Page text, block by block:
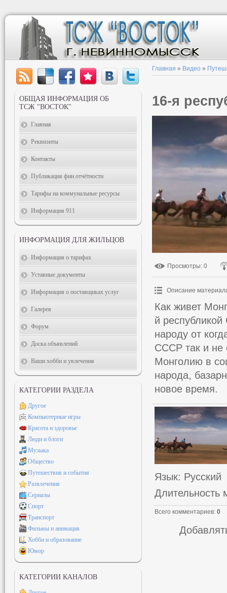
Главная » Видео »
16-я
Просмотры: 0
Описание
Как живет
й
народу от
СССР так и не
Монголию в
народа,
новое время.
Язык: Русский
Длительность
Всего комментариев: 0
ОБЩАЯ ИНФОРМАЦИЯ ОБ
ТСЖ "ВОСТОК"
Главная
Реквизиты
Контакты
Публикация фин.отчётности
Тарифы на коммунальные ресурсы
Информация 911
ИНФОРМАЦИЯ ДЛЯ ЖИЛЬЦОВ
Информация о тарифах
Уставные документы
Информация о поставщиках услуг
Галерея
Форум
Доска объявлений
Ваши хобби и увлечения
КАТЕГОРИИ РАЗДЕЛА
Другое
Компьютерные игры
Красота и здоровье
Люди и блоги
Музыка
Общество
Путешествия и события
Развлечения
Сериалы
Спорт
Транспорт
Фильмы и анимация
Хобби и образование
Юмор
КАТЕГОРИИ КАНАЛОВ